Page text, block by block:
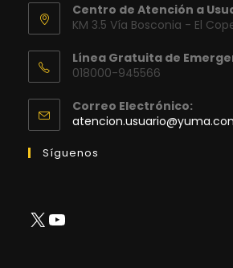
Centro de Atención a
KM 3.5 Vía Bosconia - El
Línea Gratuita de
018000-945566
Correo Electrónico:
Síguenos
X YouTube